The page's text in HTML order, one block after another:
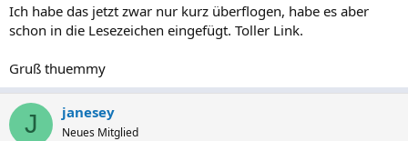
Ich habe das jetzt zwar nur kurz überflogen, habe es aber
schon in die Lesezeichen eingefügt. Toller Link.
Gruß thuemmy
J janesey
Neues Mitglied